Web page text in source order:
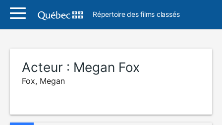
Répertoire des films classés
Acteur : Megan Fox
Fox, Megan